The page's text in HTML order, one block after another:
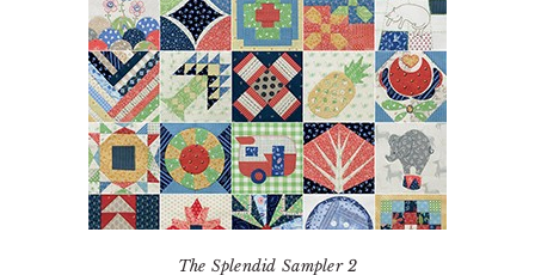
The Splendid Sampler 2